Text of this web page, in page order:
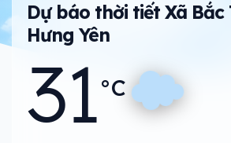
Dự báo thời tiết Xã Bắc
Hưng Yên
31°C